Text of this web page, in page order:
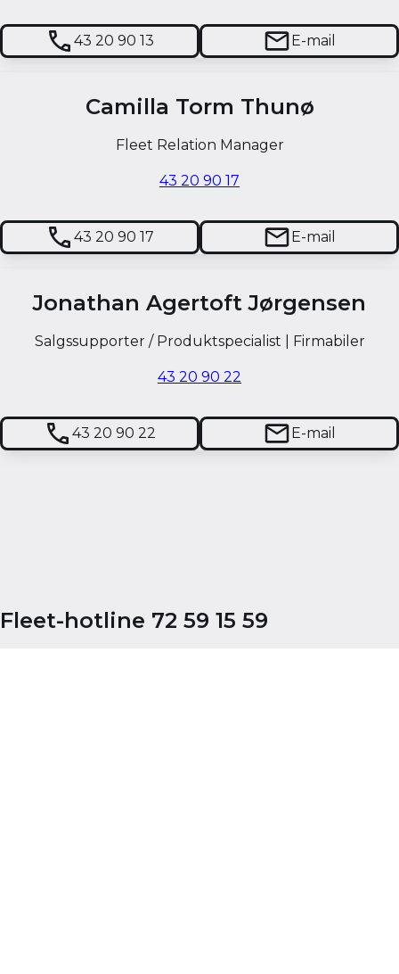
43 20 90 13 E-mail
Camilla Torm Thunø
Fleet Relation Manager
43 20 90 17
43 20 90 17 E-mail
Jonathan Agertoft Jørgensen
Salgssupporter / Produktspecialist | Firmabiler
43 20 90 22
43 20 90 22 E-mail
Fleet-hotline 72 59 15 59